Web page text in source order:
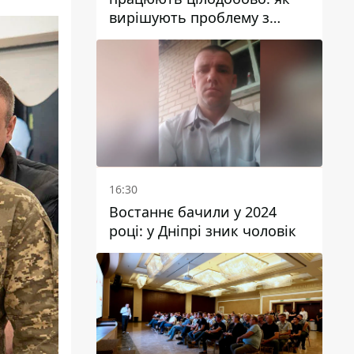
вирішують проблему з
водою у Марганецькій
громаді
16:30
Востаннє бачили у 2024
році: у Дніпрі зник чоловік